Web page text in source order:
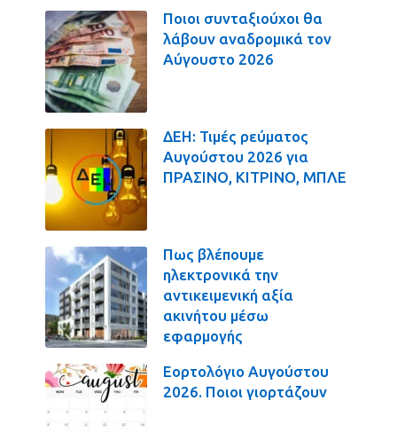
Ποιοι συνταξιούχοι θα
λάβουν αναδρομικά τον
Αύγουστο 2026
ΔΕΗ: Τιμές ρεύματος
Αυγούστου 2026 για
ΠΡΑΣΙΝΟ, ΚΙΤΡΙΝΟ, ΜΠΛΕ
Πως βλέπουμε
ηλεκτρονικά την
αντικειμενική αξία
ακινήτου μέσω
εφαρμογής
Εορτολόγιο Αυγούστου
2026. Ποιοι γιορτάζουν